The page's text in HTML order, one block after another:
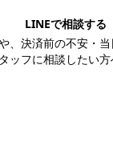
LINEで相談する
、決済前の不安・
タッフに相談したい方